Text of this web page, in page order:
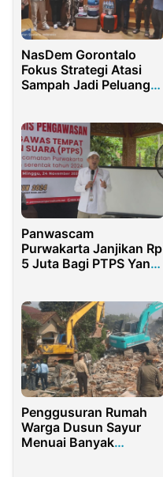
NasDem Gorontalo
Fokus Strategi Atasi
Sampah Jadi Peluang
Panwascam
Purwakarta Janjikan Rp
5 Juta Bagi PTPS Yang
Penggusuran Rumah
Warga Dusun Sayur
Menuai Banyak